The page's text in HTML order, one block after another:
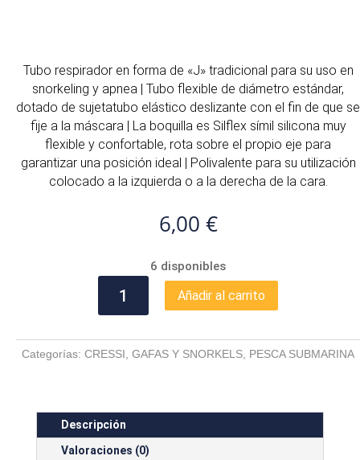
Tubo respirador en forma de «J» tradicional para su uso en
snorkeling y apnea | Tubo flexible de diámetro estándar,
dotado de sujetatubo elástico deslizante con el fin de que se
fije a la máscara | La boquilla es Silflex símil silicona muy
flexible y confortable, rota sobre el propio eje para
garantizar una posición ideal | Polivalente para su utilización
colocado a la izquierda o a la derecha de la cara.
6,00 €
6 disponibles
CRESSI
cantidad
Añadir al carrito
Categorías: CRESSI GAFAS Y SNORKELS PESCA SUBMARINA
Descripción
Valoraciones (0)